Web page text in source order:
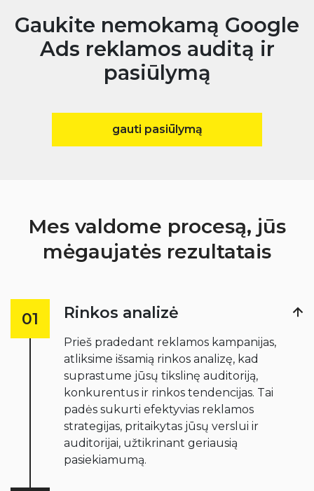
Gaukite nemokamą Google
Ads reklamos auditą ir
pasiūlymą
gauti pasiūlymą
Mes valdome procesą, jūs
mėgaujatės rezultatais
01 Rinkos analizė
Prieš pradedant reklamos kampanijas,
atliksime išsamią rinkos analizę, kad
suprastume jūsų tikslinę auditoriją,
konkurentus ir rinkos tendencijas. Tai
padės sukurti efektyvias reklamos
strategijas, pritaikytas jūsų verslui ir
auditorijai, užtikrinant geriausią
pasiekiamumą.